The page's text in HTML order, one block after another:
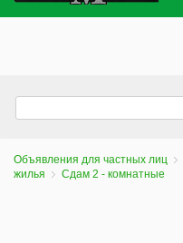
Объявления для частных лиц
жилья
Сдам 2 - комнатные